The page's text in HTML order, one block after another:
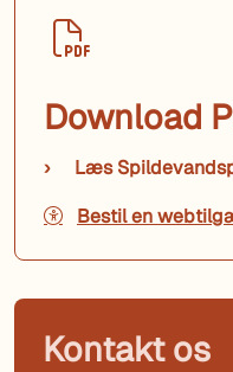
Download
Læs
Bestil en
Kontakt os